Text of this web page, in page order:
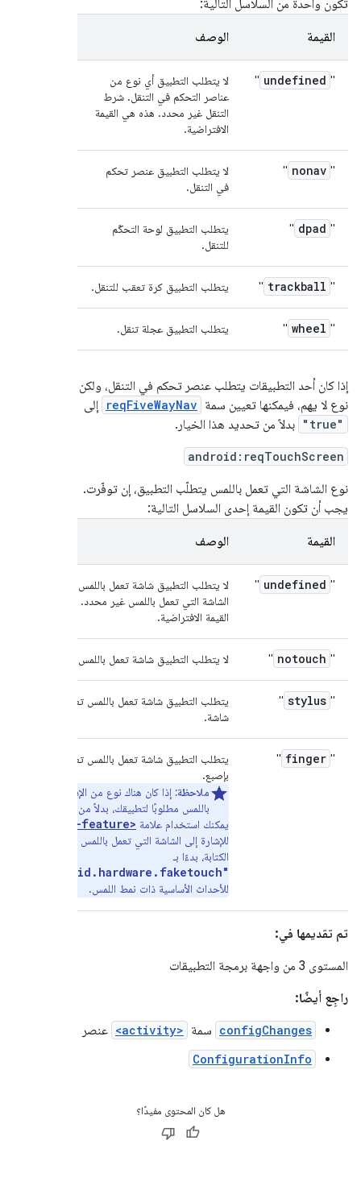
تكون واحدة من السلاسل التالية:
القيمة الوصف
"
undefined
"
لا يتطلب التطبيق أي نوع من
عناصر التحكم في التنقل. شرط
التنقل غير محدد. هذه هي القيمة
الافتراضية.
"
nonav
"
لا يتطلب التطبيق عنصر تحكم
في التنقل.
"
dpad
"
يتطلب التطبيق لوحة التحكّم
للتنقل.
"
trackball
" يتطلب التطبيق كرة تعقب للتنقل.
"
wheel
" يتطلب التطبيق عجلة تنقل.
إذا كان أحد التطبيقات يتطلب عنصر تحكم في التنقل، ولكن
نوع لا يهم، فيمكنها تعيين سمة reqFiveWayNav إلى
"true" بدلاً من تحديد هذا الخيار.
android:reqTouchScreen
نوع الشاشة التي تعمل باللمس يتطلّب التطبيق، إن توفّرت.
يجب أن تكون القيمة إحدى السلاسل التالية:
القيمة الوصف
"
undefined
"
لا يتطلب التطبيق شاشة تعمل باللمس. متطلب
الشاشة التي تعمل باللمس غير محدد. هذه هي
القيمة الافتراضية.
"
notouch
" لا يتطلب التطبيق شاشة تعمل باللمس.
"
stylus
"
يتطلب التطبيق شاشة تعمل باللمس تعمل بقلم
شاشة.
"
finger
"
يتطلب التطبيق شاشة تعمل باللمس تعمل
بإصبع.
ملاحظة: إذا كان هناك نوع من الإدخال
باللمس مطلوبًا لتطبيقك، بدلاً من ذلك،
يمكنك استخدام علامة <uses-feature>
للإشارة إلى الشاشة التي تعمل باللمس المطلوبة
الكتابة، بدءًا بـ
"android.hardware.faketouch"
للأحداث الأساسية ذات نمط اللمس.
تم تقديمها في:
المستوى 3 من واجهة برمجة التطبيقات
راجِع أيضًا:
configChanges سمة <activity> عنصر
ConfigurationInfo
هل كان المحتوى مفيدًا؟